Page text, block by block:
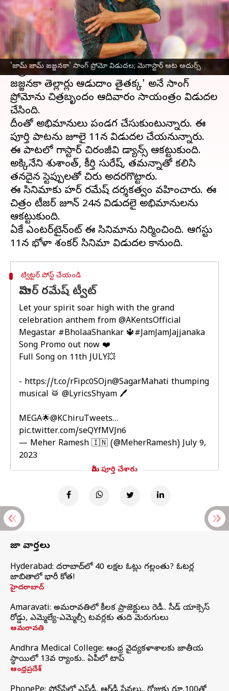
'జామ్ జామ్ జజ్జనకా' సాంగ్ ప్రోమో విడుదల; మెగాస్టార్ ఆట అదుర్స్
వ్రాసిన వారు Stalin Jul 09, 2023 04:39 pm
ఈ వార్తాకథనం ఏంటి
మెగాస్టార్చిరంజీవినటించిన యాక్షన్ ఎంటర్‌టైనర్
చిత్రంభోళాశంకర్. ఈ సినిమాలోని 'జామ్ జామ్
జజ్జనకా తెల్లార్లు ఆడుదాం తైతక్క' అనే సాంగ్
ప్రోమోను చిత్రబృందం ఆదివారం సాయంత్రం విడుదల
చేసింది.
దీంతో అభిమానులు పండగ చేసుకుంటున్నారు. ఈ
పూర్తి పాటను జూలై 11న విడుదల చేయనున్నారు.
ఈ పాటలో మెగాస్టార్ చిరంజీవి డ్యాన్స్ ఆకట్టుకుంది.
అక్కినేని శుశాంత్, కీర్తి సురేష్, తమన్నాతో కలిసి
తనదైన స్టెప్పులతో చిరు అదరగొట్టారు.
ఈ సినిమాకు మెహర్ రమేష్ దర్శకత్వం వహించారు. ఈ
చిత్రం టీజర్ జూన్ 24న విడుదలై అభిమానులను
ఆకట్టుకుంది.
ఏకే ఎంటర్‌టైన్‌మెంట్ ఈ సినిమాను నిర్మించింది. ఆగస్టు
ట్విట్టర్ పోస్ట్ చేయండి
మెహర్ రమేష్ ట్వీట్
Let your spirit soar high with the grand
celebration anthem from @AKentsOfficial
Megastar #BholaaShankar 🔱#JamJamJajjanaka
Song Promo out now ❤️
Full Song on 11th JULY💥
- https://t.co/rFipc0SOjn@SagarMahati thumping
musical 🥁 @LyricsShyam 🖊️
MEGA🌟@KChiruTweets…
pic.twitter.com/seQYfMVJn6
— Meher Ramesh 🇮🇳 (@MeherRamesh)July 9,
2023
మీరు పూర్తి చేశారు
తాజా వార్తలు
Hyderabad: హైదరాబాద్‌లో 40 లక్షల ఓట్లు గల్లంతు? ఓటర్ల
జాబితాలో భారీ కోత!
హైదరాబాద్
Amaravati: అమరావతిలో కీలక ప్రాజెక్టులు రెడీ.. సీడ్‌ యాక్సెస్‌
రోడ్డు, ఎమ్మెల్యే-ఎమ్మెల్సీ టవర్లకు తుది మెరుగులు
అమరావతి
Andhra Medical College: ఆంధ్ర వైద్యకళాశాలకు జాతీయ
స్థాయిలో 13వ ర్యాంకు.. ఏపీలో టాప్
ఆంధ్రప్రదేశ్